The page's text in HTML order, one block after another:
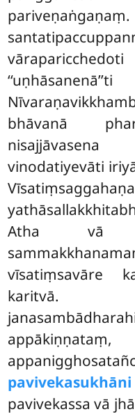
pariveṇaṅgaṇaṃ.
bhāvanā
nisajjāvasena
vinodatiyevāti
Atha vā
vīsatiṃsavāre
pavivekasukhāni
pavivekassa vā